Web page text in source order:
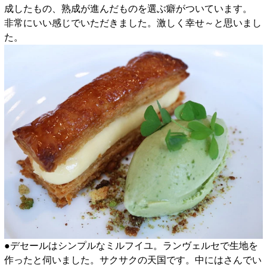
成したもの、熟成が進んだものを選ぶ癖がついています。
非常にいい感じでいただきました。激しく幸せ～と思いまし
た。
●デセールはシンプルなミルフイユ。ランヴェルセで生地を
作ったと伺いました。サクサクの天国です。中にはさんでい